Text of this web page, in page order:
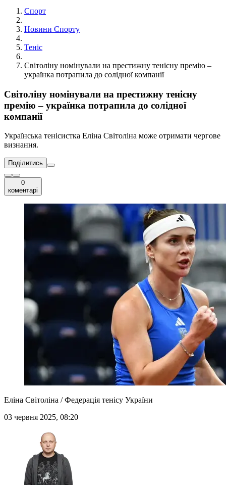
Спорт
Новини Спорту
Теніс
Світоліну номінували на престижну тенісну премію –
українка потрапила до солідної компанії
Світоліну номінували на престижну тенісну
премію – українка потрапила до солідної
компанії
Українська тенісистка Еліна Світоліна може отримати чергове
визнання.
Поділитись
0
коментарі
Еліна Світоліна / Федерація тенісу України
03 червня 2025, 08:20